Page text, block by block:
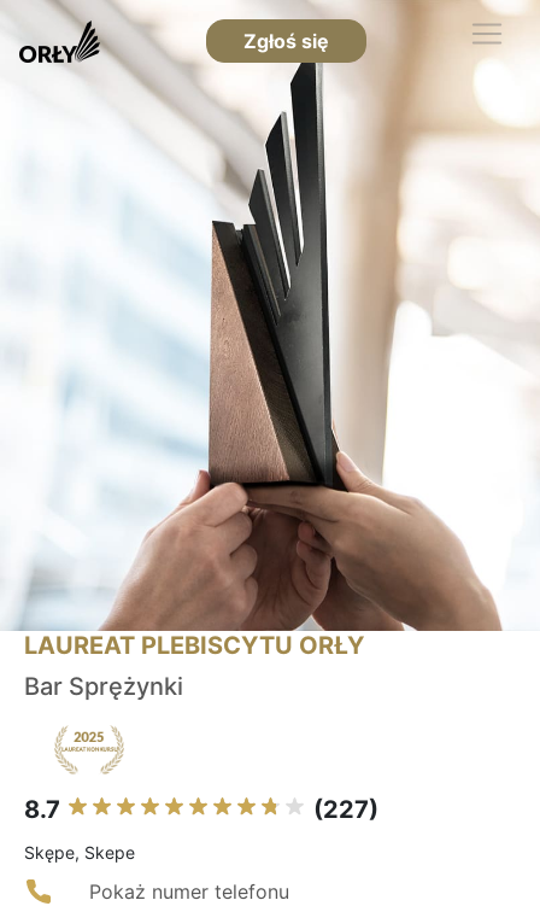
Zgłoś się
LAUREAT PLEBISCYTU ORŁY
Bar Sprężynki
8.7 (227)
Skępe, Skepe
Pokaż numer telefonu